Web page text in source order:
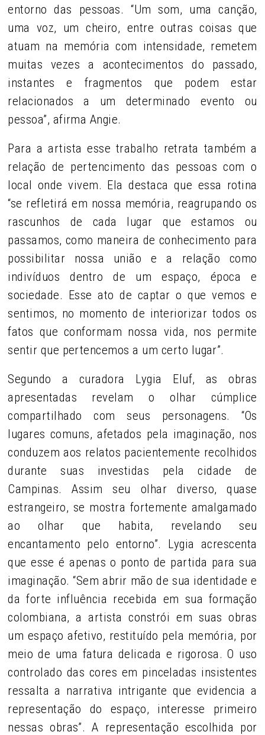
entorno das pessoas. “Um som, uma canção,
uma voz, um cheiro, entre outras coisas que
atuam na memória com intensidade, remetem
muitas vezes a acontecimentos do passado,
instantes e fragmentos que podem estar
relacionados a um determinado evento ou
pessoa”, afirma Angie.
Para a artista esse trabalho retrata também a
relação de pertencimento das pessoas com o
local onde vivem. Ela destaca que essa rotina
“se refletirá em nossa memória, reagrupando os
rascunhos de cada lugar que estamos ou
passamos, como maneira de conhecimento para
possibilitar nossa união e a relação como
indivíduos dentro de um espaço, época e
sociedade. Esse ato de captar o que vemos e
sentimos, no momento de interiorizar todos os
fatos que conformam nossa vida, nos permite
sentir que pertencemos a um certo lugar”.
Segundo a curadora Lygia Eluf, as obras
apresentadas revelam o olhar cúmplice
compartilhado com seus personagens. “Os
lugares comuns, afetados pela imaginação, nos
conduzem aos relatos pacientemente recolhidos
durante suas investidas pela cidade de
Campinas. Assim seu olhar diverso, quase
estrangeiro, se mostra fortemente amalgamado
ao olhar que habita, revelando seu
encantamento pelo entorno”. Lygia acrescenta
que esse é apenas o ponto de partida para sua
imaginação. “Sem abrir mão de sua identidade e
da forte influência recebida em sua formação
colombiana, a artista constrói em suas obras
um espaço afetivo, restituído pela memória, por
meio de uma fatura delicada e rigorosa. O uso
controlado das cores em pinceladas insistentes
ressalta a narrativa intrigante que evidencia a
representação do espaço, interesse primeiro
nessas obras”. A representação escolhida por